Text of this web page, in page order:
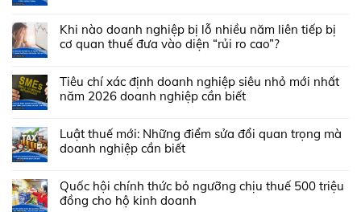
Khi nào doanh nghiệp bị lỗ nhiều năm liên tiếp bị
cơ quan thuế đưa vào diện “rủi ro cao”?
Tiêu chí xác định doanh nghiệp siêu nhỏ mới nhất
năm 2026 doanh nghiệp cần biết
Luật thuế mới: Những điểm sửa đổi quan trọng mà
doanh nghiệp cần biết
Quốc hội chính thức bỏ ngưỡng chịu thuế 500 triệu
đồng cho hộ kinh doanh